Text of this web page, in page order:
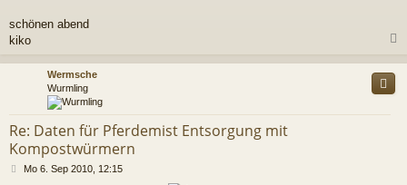
schönen abend
kiko
c
Wermsche
Wurmling
Re: Daten für Pferdemist Entsorgung mit
Kompostwürmern
BMo 6. Sep 2010, 12:15